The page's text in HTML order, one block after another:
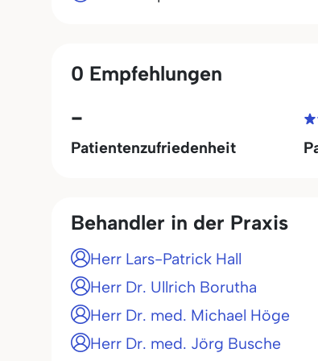
0 Empfehlungen
-
Patientenzufriedenheit
Behandler in der Praxis
Herr Lars-Patrick Hall
Herr Dr. Ullrich Borutha
Herr Dr. med. Michael Höge
Herr Dr. med. Jörg Busche